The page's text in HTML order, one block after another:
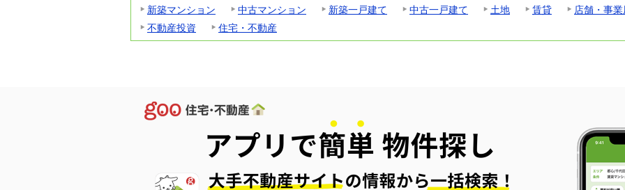
新築マンション
中古マンション 新築一戸建て 中古一戸建て 土地 賃貸
店舗・事業
不動産投資
住宅・不動産